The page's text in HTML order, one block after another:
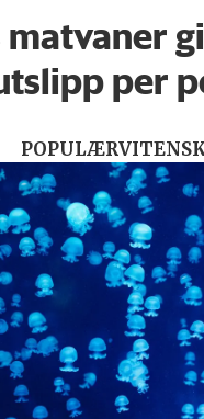
matvaner
per